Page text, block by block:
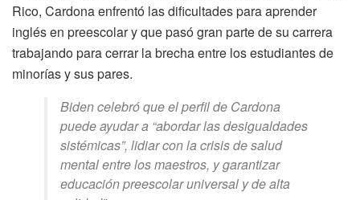
Rico, Cardona enfrentó las dificultades para aprender
inglés en preescolar y que pasó gran parte de su carrera
trabajando para cerrar la brecha entre los estudiantes de
minorías y sus pares.
Biden celebró que el perfil de Cardona
puede ayudar a “abordar las desigualdades
sistémicas”, lidiar con la crisis de salud
mental entre los maestros, y garantizar
educación preescolar universal y de alta